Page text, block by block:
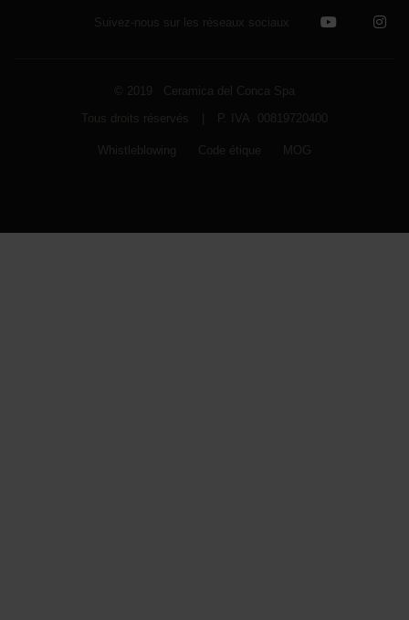
Suivez-nous sur les réseaux sociaux
© 2019 Ceramica del Conca Spa
Tous droits réservés
P. IVA 00819720400
Whistleblowing Code étique MOG